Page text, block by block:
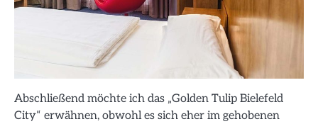
Abschließend möchte ich das „Golden Tulip Bielefeld
City“ erwähnen, obwohl es sich eher im gehobenen